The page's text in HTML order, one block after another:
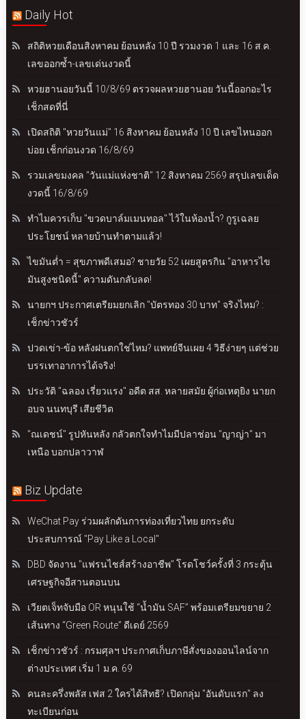
Daily Hot
สถิติหวยเดือนสิงหาคม ย้อนหลัง 10 ปี รวมงวด 1 และ 16 ส.ค.
เลขออกซ้ำ-เลขเด่นงวดนี้
หวยฮานอยวันนี้ 10/8/69 ตรวจผลหวยฮานอย วันนี้ออกอะไร
เช็กสดที่นี่
เปิดสถิติ "หวยวันแม่" 16 สิงหาคม ย้อนหลัง 10 ปี เลขไหนออก
บ่อย เช็กก่อนงวด 16/8/69
รวมเลขมงคล "วันแม่แห่งชาติ" 12 สิงหาคม 2569 สรุปเลขเด็ด
งวดนี้ 16/8/69
ทำไมควรเก็บ "ขวดบาล์มเมนทอล" ไว้ในห้องน้ำ? กูรูเฉลย
ประโยชน์ หลายบ้านทำตามแล้ว!
ไขมันต่ำ = สุขภาพดีเสมอ? ชายวัย 52 เผยสูตรกิน "อาหารไข
มันสูงชนิดนี้" ความดันกลับลด!
นายกฯ ประกาศเตรียมยกเลิก "บัตรทอง 30 บาท" จริงไหม? :
เช็กข่าวชัวร์
ปวดเข่า-ข้อ หลังฝนตกใช่ไหม? แพทย์จีนเผย 4 วิธีง่ายๆ แต่ช่วย
บรรเทาอาการได้จริง!
ประวัติ "ฉลอง เรี่ยวแรง" อดีต สส. หลายสมัย ผู้ก่อเหตุยิง นายก
อบจ.นนทบุรี เสียชีวิต
"ณเดชน์" รูปหันหลัง กลัวตกใจทำไมมีปลาช่อน "ญาญ่า" มา
เหนือ บอกปลาวาฬ
Biz Update
WeChat Pay ร่วมผลักดันการท่องเที่ยวไทย ยกระดับ
ประสบการณ์ "Pay Like a Local"
DBD จัดงาน "แฟรนไชส์สร้างอาชีพ" โรดโชว์ครั้งที่ 3 กระตุ้น
เศรษฐกิจอีสานตอนบน
เวียตเจ็ทจับมือ OR หนุนใช้ “น้ำมัน SAF” พร้อมเตรียมขยาย 2
เส้นทาง “Green Route” ดีเดย์ 2569
เช็กข่าวชัวร์ : กรมศุลฯ ประกาศเก็บภาษีสั่งของออนไลน์จาก
ต่างประเทศ เริ่ม 1 ม.ค. 69
คนละครึ่งพลัส เฟส 2 ใครได้สิทธิ? เปิดกลุ่ม "อันดับแรก" ลง
ทะเบียนก่อน